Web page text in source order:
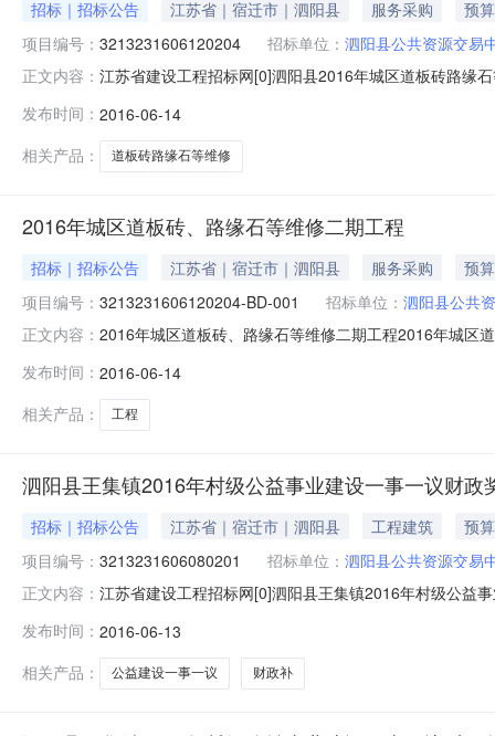
招标｜招标公告 江苏省｜宿迁市｜泗阳县 服务采购
预
项目编号： 3213231606120204 招标单位： 泗阳县公共资源交易
正文内容： 江苏省建设工程招标网[0]泗阳县2016年城区道板砖路缘
申请人可申请的最多标段数报名地点公告发布日期计划
发布时间： 2016-06-14
相关产品：
道板砖路缘石等维修
2016年城区道板砖、路缘石等维修二期工程
招标｜招标公告 江苏省｜宿迁市｜泗阳县 服务采购
预
项目编号： 3213231606120204-BD-001 招标单位： 泗阳县公共
正文内容： 2016年城区道板砖、路缘石等维修二期工程2016年城区
模：泗阳城区主次干道人行道板砖、路缘石维修以及井
发布时间： 2016-06-14
相关产品：
工程
泗阳县王集镇2016年村级公益事业建设一事一议财政
招标｜招标公告 江苏省｜宿迁市｜泗阳县 工程建筑
预
项目编号： 3213231606080201 招标单位： 泗阳县公共资源交易
正文内容： 江苏省建设工程招标网[0]泗阳县王集镇2016年村级公益
所须资金来源工程地点工程规模标段具体信息申请人可
发布时间： 2016-06-13
相关产品：
公益建设一事一议 财政补